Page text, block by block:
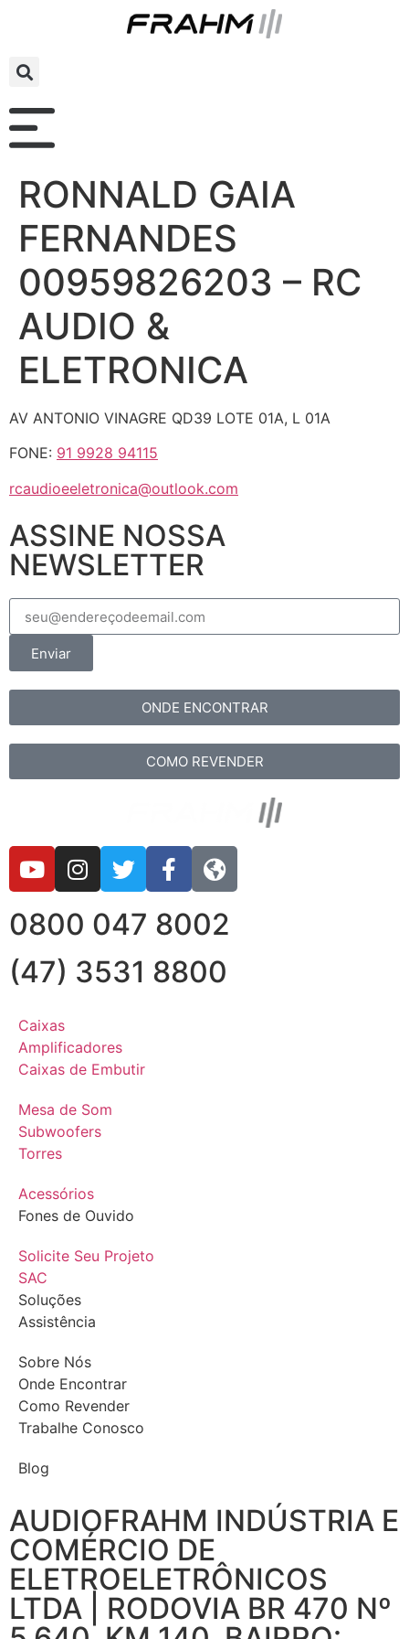
RONNALD GAIA
FERNANDES
00959826203 – RC
AUDIO &
ELETRONICA
AV ANTONIO VINAGRE QD39 LOTE 01A, L 01A
FONE: 91 9928 94115
rcaudioeeletronica@outlook.com
ASSINE NOSSA
NEWSLETTER
Enviar
ONDE ENCONTRAR
COMO REVENDER
0800 047 8002
(47) 3531 8800
Caixas
Amplificadores
Caixas de Embutir
Mesa de Som
Subwoofers
Torres
Acessórios
Fones de Ouvido
Solicite Seu Projeto
SAC
Soluções
Assistência
Sobre Nós
Onde Encontrar
Como Revender
Trabalhe Conosco
Blog
AUDIOFRAHM INDÚSTRIA E
COMÉRCIO DE
ELETROELETRÔNICOS
LTDA | RODOVIA BR 470 Nº